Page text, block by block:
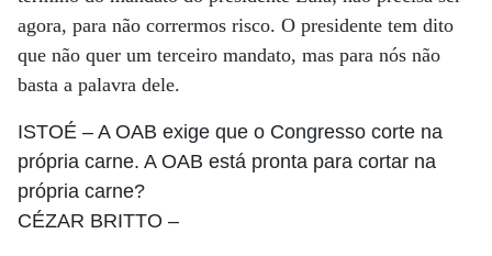
agora, para não corrermos risco. O presidente tem dito
que não quer um terceiro mandato, mas para nós não
basta a palavra dele.
ISTOÉ – A OAB exige que o Congresso corte na
própria carne. A OAB está pronta para cortar na
própria carne?
CÉZAR BRITTO –